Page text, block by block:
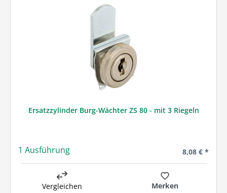
Ersatzzylinder Burg-Wächter ZS 80 - mit 3 Riegeln
1 Ausführung Regulärer
8,08 € *
Vergleichen Merken